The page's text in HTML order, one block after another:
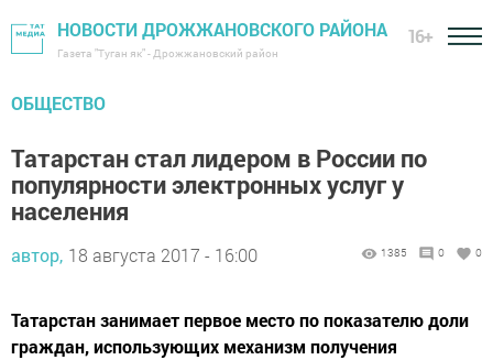
НОВОСТИ ДРОЖЖАНОВСКОГО РАЙОНА
Газета "Туган як" - Дрожжановский район
16+
ОБЩЕСТВО
Татарстан стал лидером в России по
популярности электронных услуг у
населения
автор, 18 августа 2017 - 16:00 1385 0 0
Татарстан занимает первое место по показателю доли
граждан, использующих механизм получения